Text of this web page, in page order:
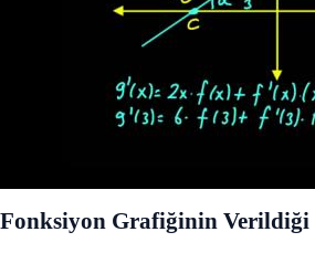
Fonksiyon Grafiğinin Verildiği